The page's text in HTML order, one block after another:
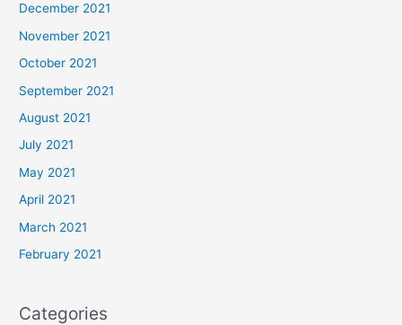
December 2021
November 2021
October 2021
September 2021
August 2021
July 2021
May 2021
April 2021
March 2021
February 2021
Categories